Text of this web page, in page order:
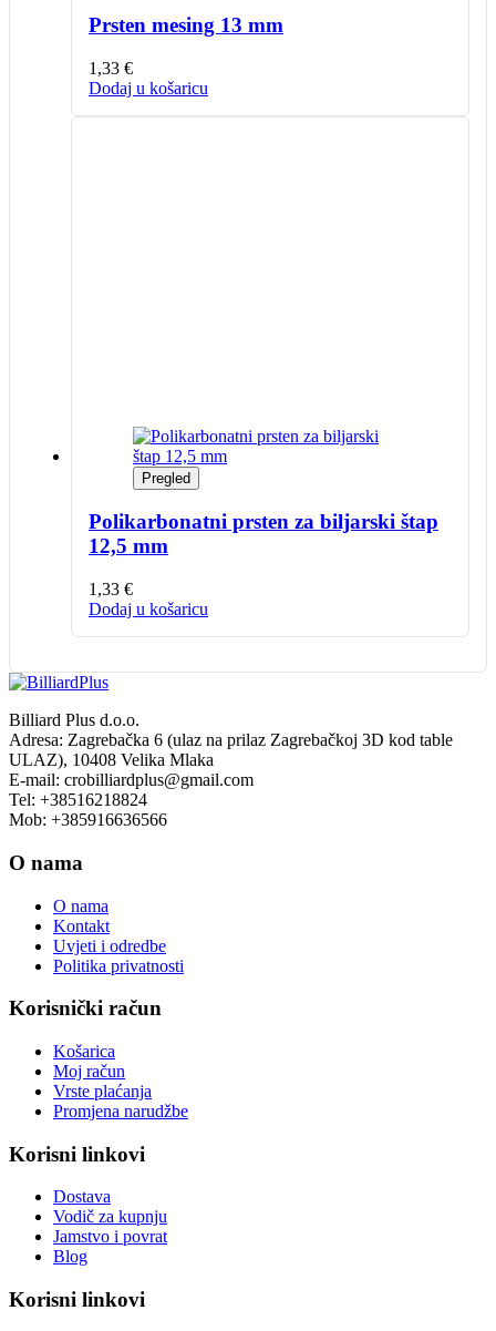
Prsten mesing 13 mm
1,33 €
Dodaj u košaricu
Pregled
Polikarbonatni prsten za biljarski štap
12,5 mm
1,33 €
Dodaj u košaricu
Billiard Plus d.o.o.
Adresa: Zagrebačka 6 (ulaz na prilaz Zagrebačkoj 3D kod table
ULAZ), 10408 Velika Mlaka
E-mail: crobilliardplus@gmail.com
Tel: +38516218824
Mob: +385916636566
O nama
O nama
Kontakt
Uvjeti i odredbe
Politika privatnosti
Korisnički račun
Košarica
Moj račun
Vrste plaćanja
Promjena narudžbe
Korisni linkovi
Dostava
Vodič za kupnju
Jamstvo i povrat
Blog
Korisni linkovi